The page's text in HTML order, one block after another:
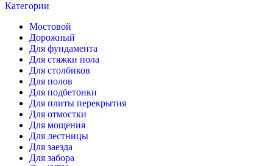
Категории
Мостовой
Дорожный
Для фундамента
Для стяжки пола
Для столбиков
Для полов
Для подбетонки
Для плиты перекрытия
Для отмостки
Для мощения
Для лестницы
Для заезда
Для забора